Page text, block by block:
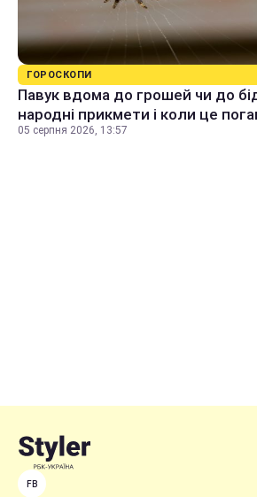
ГОРОСКОПИ
Павук вдома до грошей чи до
народні прикмети і коли це
05 серпня 2026, 13:57
FB